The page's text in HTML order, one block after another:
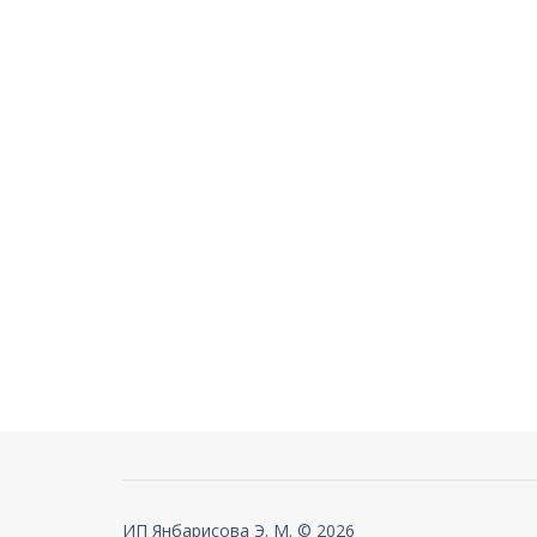
ИП Янбарисова Э. М. © 2026